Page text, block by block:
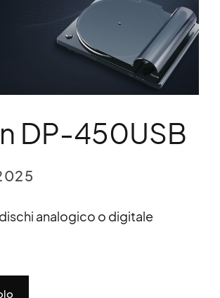
DP-450USB
analogico o digitale